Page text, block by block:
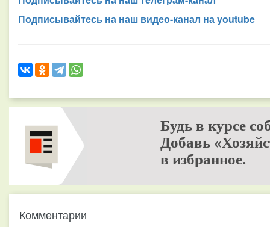
Подписывайтесь на наш видео-канал на youtube
Будь в курсе
Добавь
в избранное.
Комментарии